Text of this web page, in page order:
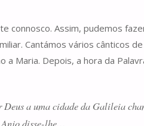
connosco. Assim, pudemos
Cantámos vários cânticos
a Maria. Depois, a hora da
a uma cidade da Galileia
disse-lhe…